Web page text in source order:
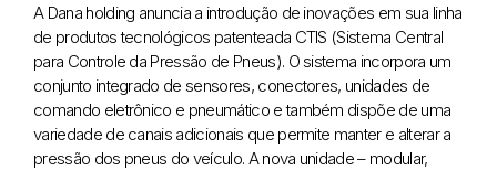
A Dana holding anuncia a introdução de inovações em sua linha
de produtos tecnológicos patenteada CTIS (Sistema Central
para Controle da Pressão de Pneus). O sistema incorpora um
conjunto integrado de sensores, conectores, unidades de
comando eletrônico e pneumático e também dispõe de uma
variedade de canais adicionais que permite manter e alterar a
pressão dos pneus do veículo. A nova unidade – modular,